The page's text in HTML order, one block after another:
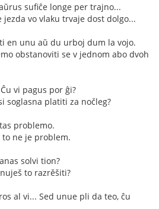
sufiĉe longe per trajno...
jezda vo vlaku trvaje dost dolgo...
en unu aŭ du urboj dum la vojo.
obstanoviti se v jednom abo dvoh
vi pagus por ĝi?
soglasna platiti za nočleg?
problemo.
to ne je problem.
solvi tion?
to razrěšiti?
al vi... Sed unue pli da teo, ĉu